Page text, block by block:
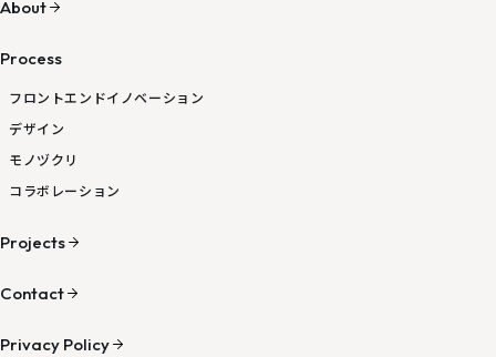
About
Process
フロントエンドイノベーション
デザイン
モノヅクリ
コラボレーション
Projects
Contact
Privacy Policy